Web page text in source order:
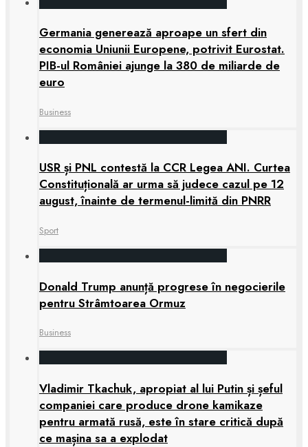
Germania generează aproape un sfert din
economia Uniunii Europene, potrivit Eurostat.
PIB-ul României ajunge la 380 de miliarde de
euro
Business
USR și PNL contestă la CCR Legea ANI. Curtea
Constituțională ar urma să judece cazul pe 12
august, înainte de termenul-limită din PNRR
Sport
Donald Trump anunță progrese în negocierile
pentru Strâmtoarea Ormuz
Business
Vladimir Tkachuk, apropiat al lui Putin și șeful
companiei care produce drone kamikaze
pentru armată rusă, este în stare critică după
ce mașina sa a explodat